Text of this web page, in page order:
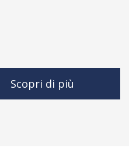
Scopri di più